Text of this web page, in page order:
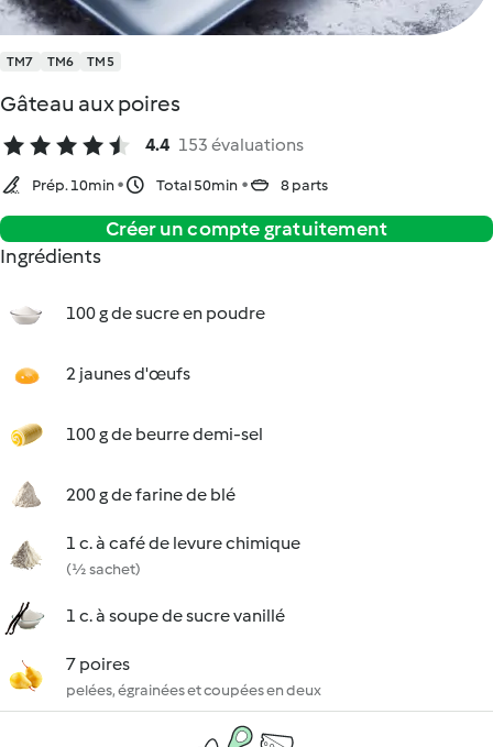
TM7 TM6 TM5
Gâteau aux poires
4.4 153 évaluations
Prép. 10min Total 50min 8 parts
Créer un compte gratuitement
Ingrédients
100 g de sucre en poudre
2 jaunes d'œufs
100 g de beurre demi-sel
200 g de farine de blé
1 c. à café de levure chimique
(½ sachet)
1 c. à soupe de sucre vanillé
7 poires
pelées, égrainées et coupées en deux